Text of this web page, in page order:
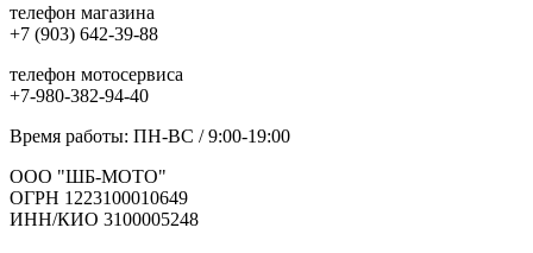
телефон магазина
+7 (903) 642-39-88
телефон мотосервиса
+7-980-382-94-40
Время работы: ПН-ВС / 9:00-19:00
ООО "ШБ-МОТО"
ОГРН 1223100010649
ИНН/КИО 3100005248